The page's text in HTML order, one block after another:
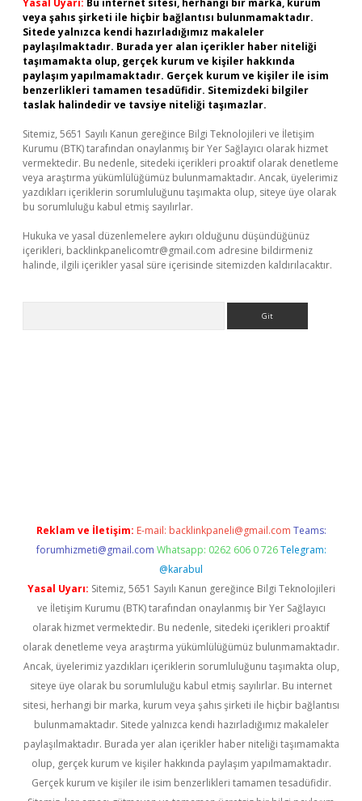
Yasal Uyarı: Bu internet sitesi, herhangi bir marka, kurum
veya şahıs şirketi ile hiçbir bağlantısı bulunmamaktadır.
Sitede yalnızca kendi hazırladığımız makaleler
paylaşılmaktadır. Burada yer alan içerikler haber niteliği
taşımamakta olup, gerçek kurum ve kişiler hakkında
paylaşım yapılmamaktadır. Gerçek kurum ve kişiler ile isim
benzerlikleri tamamen tesadüfidir. Sitemizdeki bilgiler
taslak halindedir ve tavsiye niteliği taşımazlar.
Sitemiz, 5651 Sayılı Kanun gereğince Bilgi Teknolojileri ve İletişim
Kurumu (BTK) tarafından onaylanmış bir Yer Sağlayıcı olarak hizmet
vermektedir. Bu nedenle, sitedeki içerikleri proaktif olarak denetleme
veya araştırma yükümlülüğümüz bulunmamaktadır. Ancak, üyelerimiz
yazdıkları içeriklerin sorumluluğunu taşımakta olup, siteye üye olarak
bu sorumluluğu kabul etmiş sayılırlar.
Hukuka ve yasal düzenlemelere aykırı olduğunu düşündüğünüz
içerikleri, backlinkpanelicomtr@gmail.com adresine bildirmeniz
halinde, ilgili içerikler yasal süre içerisinde sitemizden kaldırılacaktır.
Reklam ve İletişim: E-mail: backlinkpaneli@gmail.com Teams:
forumhizmeti@gmail.com Whatsapp: 0262 606 0 726 Telegram:
@karabul
Yasal Uyarı: Sitemiz, 5651 Sayılı Kanun gereğince Bilgi Teknolojileri
ve İletişim Kurumu (BTK) tarafından onaylanmış bir Yer Sağlayıcı
olarak hizmet vermektedir. Bu nedenle, sitedeki içerikleri proaktif
olarak denetleme veya araştırma yükümlülüğümüz bulunmamaktadır.
Ancak, üyelerimiz yazdıkları içeriklerin sorumluluğunu taşımakta olup,
siteye üye olarak bu sorumluluğu kabul etmiş sayılırlar. Bu internet
sitesi, herhangi bir marka, kurum veya şahıs şirketi ile hiçbir bağlantısı
bulunmamaktadır. Sitede yalnızca kendi hazırladığımız makaleler
paylaşılmaktadır. Burada yer alan içerikler haber niteliği taşımamakta
olup, gerçek kurum ve kişiler hakkında paylaşım yapılmamaktadır.
Gerçek kurum ve kişiler ile isim benzerlikleri tamamen tesadüfidir.